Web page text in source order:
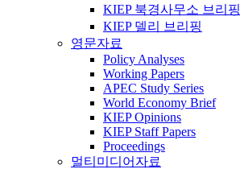
KIEP 북경사무소 브리핑
KIEP 델리 브리핑
영문자료
Policy Analyses
Working Papers
APEC Study Series
World Economy Brief
KIEP Opinions
KIEP Staff Papers
Proceedings
멀티미디어자료